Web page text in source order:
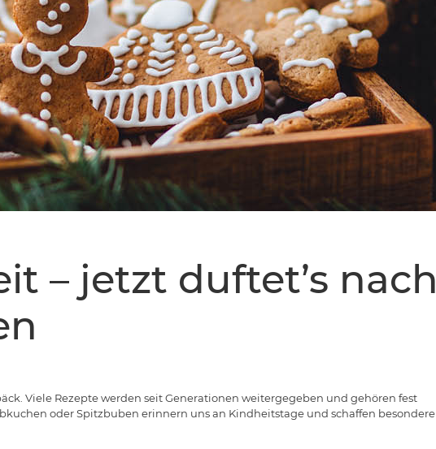
– jetzt duftet’s nach
Viele Rezepte werden seit Generationen weitergegeben und gehören fest
oder Spitzbuben erinnern uns an Kindheitstage und schaffen besondere